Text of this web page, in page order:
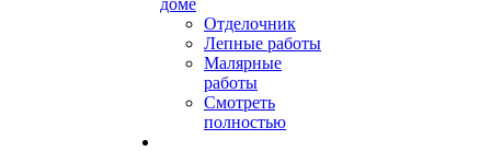
доме
Отделочник
Лепные работы
Малярные
работы
Смотреть
полностью